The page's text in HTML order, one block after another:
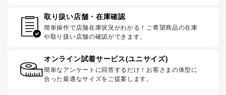
取り扱い店舗・在庫確認
簡単操作で店舗在庫状況がわかる！ご希望商品の在庫
や取り扱い店舗の確認ができます。
オンライン試着サービス(ユニサイズ)
簡単なアンケートに回答するだけ！お客さまの体型に
合った最適なサイズをご提案します。